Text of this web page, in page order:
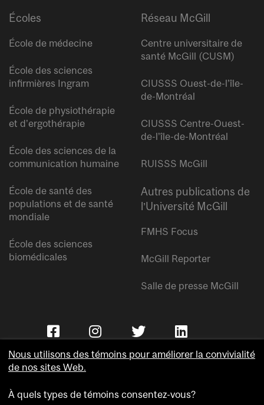
Écoles
École de médecine
École des sciences
infirmières Ingram
École de physiothérapie
et d’ergothérapie
École des sciences de la
communication humaine
École de santé des
populations et de santé
mondiale
École des sciences
biomédicales
Réseau McGill
Centre universitaire de
santé McGill (CUSM)
CIUSSS Ouest-de-l’île-
de-Montréal
CIUSSS Centre-Ouest-
de-l’île-de-Montréal
RUISSS McGill
Autres publications de
l’Université McGill
FMHS Focus
McGill Reporter
Salle de presse McGill
Nous utilisons des témoins pour améliorer la convivialité
de nos sites Web.
À quels types de témoins consentez-vous?